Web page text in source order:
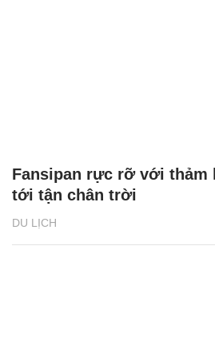
DU LỊCH
Fansipan rực rỡ với thảm
tới tận chân trời